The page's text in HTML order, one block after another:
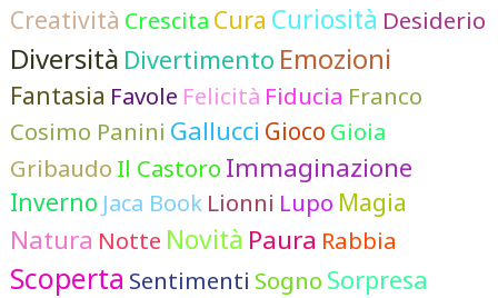
Creatività Crescita Cura Curiosità Desiderio
Diversità Divertimento Emozioni
Fantasia Favole Felicità Fiducia Franco
Cosimo Panini Gallucci Gioco Gioia
Gribaudo Il Castoro Immaginazione
Inverno Jaca Book Lionni Lupo Magia
Natura Notte Novità Paura Rabbia
Scoperta Sentimenti Sogno Sorpresa